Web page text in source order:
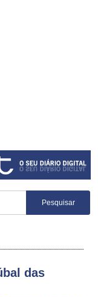
das